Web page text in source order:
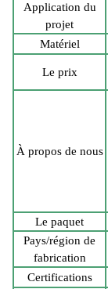
Application du
projet
Matériel
Le prix
À propos de nous
Le paquet
Pays/région de
fabrication
Certifications